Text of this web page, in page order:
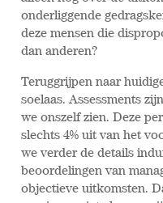
onderliggende
deze mensen die
dan anderen?
Teruggrijpen naar
soelaas. Assessments
we onszelf zien. Deze
slechts 4% uit van het
we verder de details
beoordelingen van
objectieve uitkomsten.